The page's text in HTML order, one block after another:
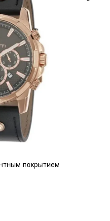
покрытием